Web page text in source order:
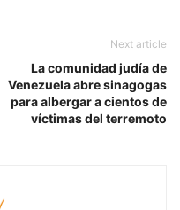
Next article
La comunidad judía de
Venezuela abre sinagogas
para albergar a cientos de
víctimas del terremoto